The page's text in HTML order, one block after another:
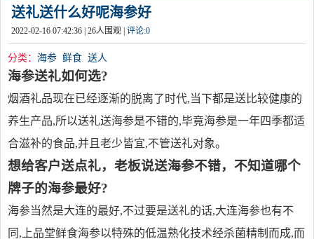
送礼送什么好呢海参好
2022-02-16 07:42:36 | 26人围观 | 评论:0
分类： 海参 鲜食 送人
海参送礼如何选?
烟酒礼品现在已经逐渐的脱离了时代,当下都是送比较健康的
养生产品,所以送礼送海参是不错的,毕竟海参是一年四季都适
合滋补的食品,并且老少皆宜,不管送礼对象。
想给客户送点礼，老板说送海参不错，不知道哪个
牌子的海参最好?
海参当然是大连的最好,不过要是送礼的话,大连海参也有不
同,上品堂鲜食海参以特殊的低温熟化技术经杀菌精制而成,而